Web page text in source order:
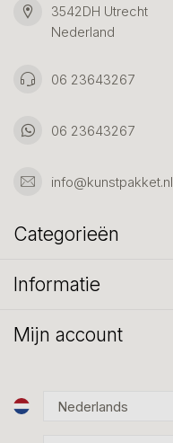
3542DH Utrecht
Nederland
06 23643267
06 23643267
info@kunstpakket.nl
Categorieën
Informatie
Mijn account